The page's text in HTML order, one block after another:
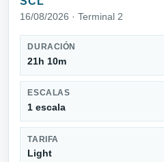
16/08/2026 · Terminal 2
DURACIÓN
21h 10m
ESCALAS
1 escala
TARIFA
Light